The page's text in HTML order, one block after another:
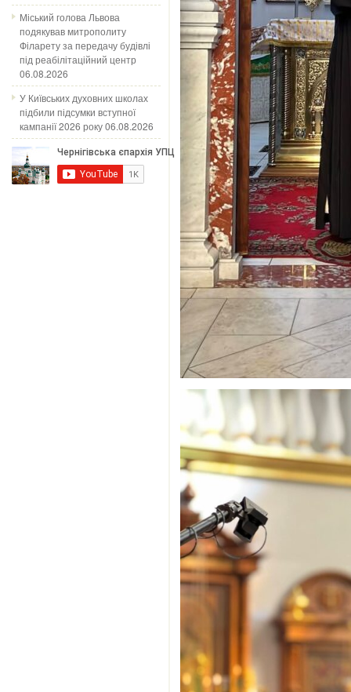
Міський голова Львова
подякував митрополиту
Філарету за передачу будівлі
під реабілітаційний центр
06.08.2026
У Київських духовних школах
підбили підсумки вступної
кампанії 2026 року06.08.2026